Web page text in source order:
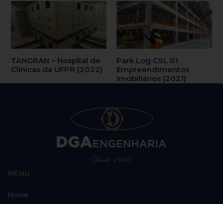
TANGRAN – Hospital de
Clínicas da UFPR (2022)
Park Log CSL 01
Empreendimentos
Imobiliários (2021)
MENU
Home